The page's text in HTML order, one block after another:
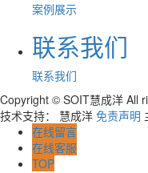
案例展示
联系我们
联系我们
Copyright © SOIT慧成洋 All
技术支持： 慧成洋 免责声明
在线留言
在线客服
TOP